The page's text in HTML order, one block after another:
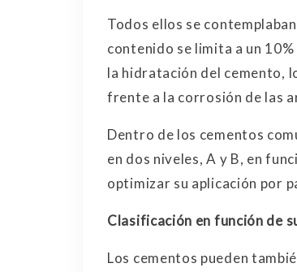
Todos ellos se
contenido se limita a un
la hidratación del cemento,
frente a la corrosión de las
Dentro de los cementos
en dos niveles, A y B, en
optimizar su aplicación por
Clasificación en función de
Los cementos pueden